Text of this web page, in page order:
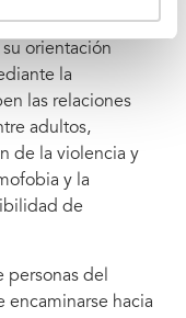
de todas las
orientación
la
las relaciones
adultos,
de la violencia y
y la
de
personas del
encaminarse hacia